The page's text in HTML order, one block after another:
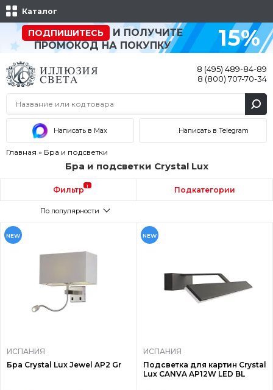
Каталог
ПОДПИШИТЕСЬ
И ПОЛУЧИТЕ
ПРОМОКОД НА ПОКУПКУ
15%
8 (495) 489-84-89
8 (800) 707-70-34
Написать в Max Написать в Telegram
Главная » Бра и подсветки
Бра и подсветки Crystal Lux
Фильтр 1 Подкатегории
По популярности
NEW
ИСПАНИЯ
Бра Crystal Lux Jewel AP2 Gr
NEW
ИСПАНИЯ
Подсветка для картин Crystal
Lux CANVA AP12W LED BL